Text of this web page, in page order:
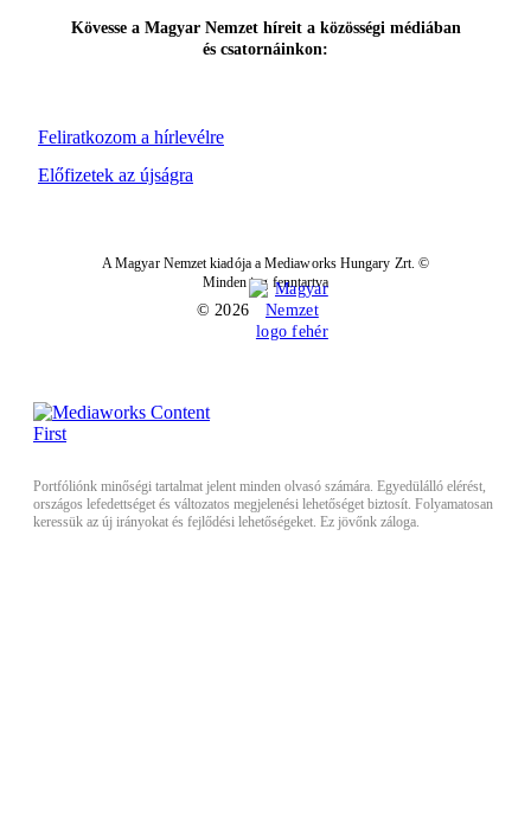
Feliratkozom a hírlevélre
Kövesse a Magyar Nemzet híreit a közösségi médiában
és csatornáinkon:
Előfizetek az újságra
A Magyar Nemzet kiadója a Mediaworks Hungary Zrt. ©
Minden jog fenntartva
© 2026
Portfóliónk minőségi tartalmat jelent minden olvasó számára. Egyedülálló elérést,
országos lefedettséget és változatos megjelenési lehetőséget biztosít. Folyamatosan
keressük az új irányokat és fejlődési lehetőségeket. Ez jövőnk záloga.